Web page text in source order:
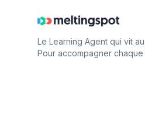
Le Learning Agent qui vit
Pour accompagner